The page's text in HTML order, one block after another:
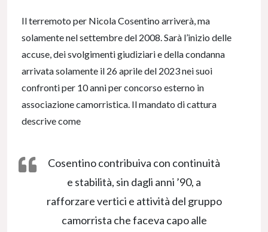
Il terremoto per Nicola Cosentino arriverà, ma
solamente nel settembre del 2008. Sarà l’inizio delle
accuse, dei svolgimenti giudiziari e della condanna
arrivata solamente il 26 aprile del 2023 nei suoi
confronti per 10 anni per concorso esterno in
associazione camorristica. Il mandato di cattura
descrive come
Cosentino contribuiva con continuità
e stabilità, sin dagli anni ’90, a
rafforzare vertici e attività del gruppo
camorrista che faceva capo alle